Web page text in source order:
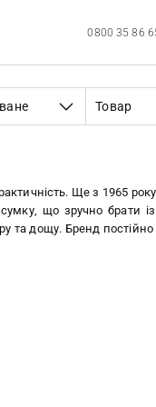
0800 35 86
Ще з 1965
що зручно брати
та дощу. Бренд
Товар